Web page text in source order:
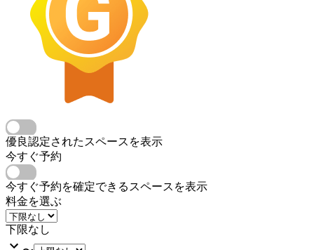
優良認定されたスペースを表示
今すぐ予約
今すぐ予約を確定できるスペースを表示
料金を選ぶ
下限なし